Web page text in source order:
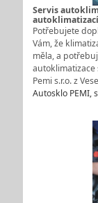
Servis
Potřebujete
Vám, že
měla, a
autoklimatizace
Pemi s.r.o. z
Autosklo PEMI,